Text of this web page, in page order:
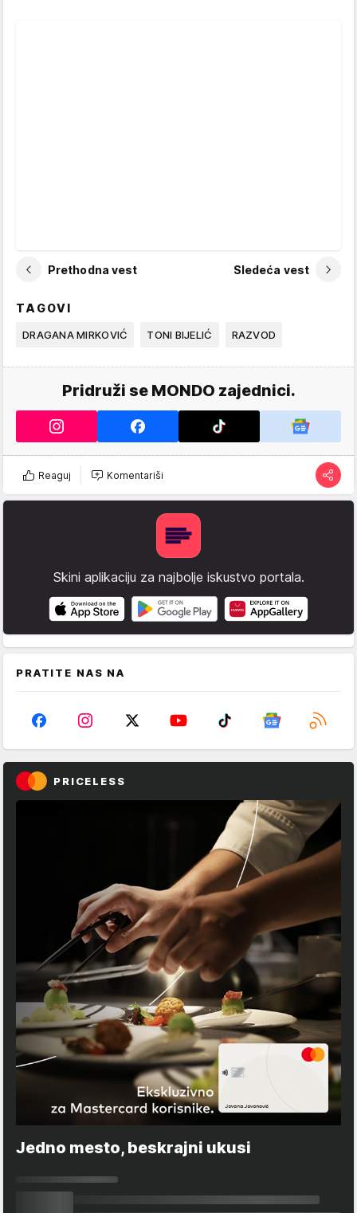
Prethodna vest Sledeća vest
TAGOVI
DRAGANA MIRKOVIĆ TONI BIJELIĆ RAZVOD
Pridruži se MONDO zajednici.
Reaguj Komentariši
Skini aplikaciju za najbolje iskustvo portala.
PRATITE NAS NA
PRICELESS
Jedno mesto, beskrajni ukusi